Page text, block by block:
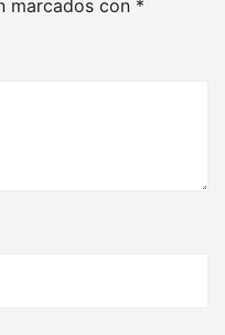
marcados con *